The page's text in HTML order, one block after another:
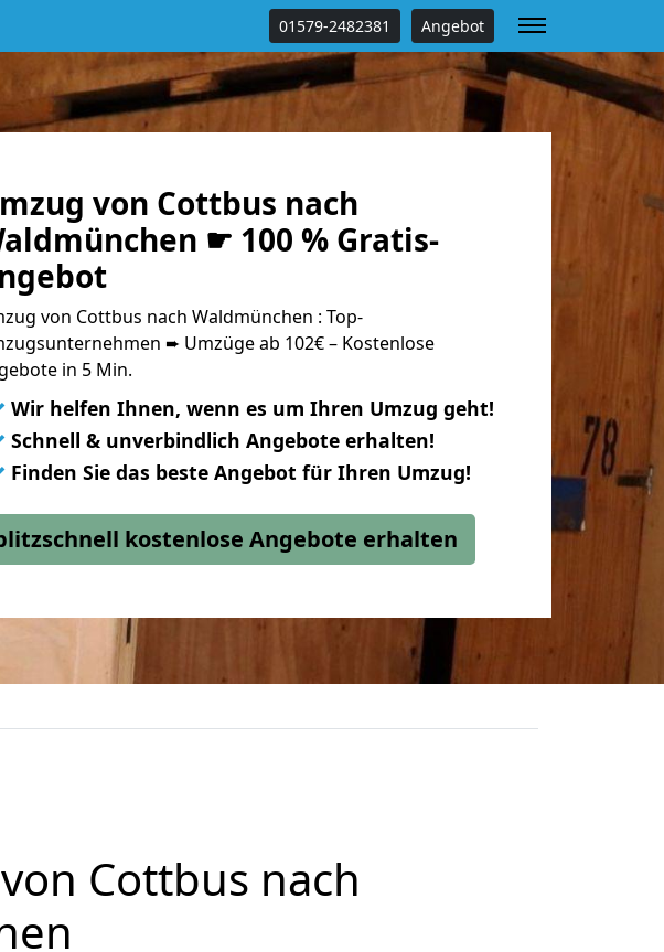
01579-2482381 Angebot
von Cottbus nach
☛ 100 % Gratis-
von Cottbus nach Waldmünchen : Top-
➨ Umzüge ab 102€ – Kostenlose
in 5 Min.
Wir helfen Ihnen, wenn es um Ihren Umzug geht!
Schnell & unverbindlich Angebote erhalten!
Finden Sie das beste Angebot für Ihren Umzug!
kostenlose Angebote erhalten
Cottbus nach